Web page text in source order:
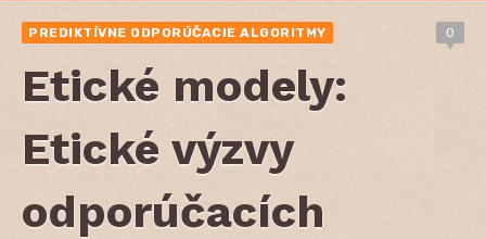
PREDIKTÍVNE ODPORÚČACIE ALGORITMY 0
Etické modely:
Etické výzvy
odporúčacích